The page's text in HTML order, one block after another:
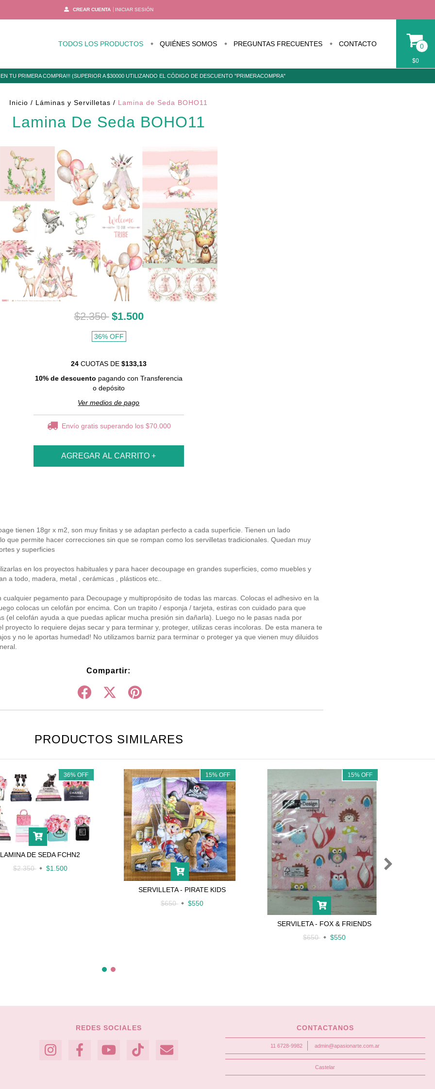
CREAR CUENTA INICIAR SESIÓN
TODOS LOS PRODUCTOS QUIÉNES SOMOS PREGUNTAS FRECUENTES CONTACTO 0
$0
TU PRIMERA COMPRA!!! (SUPERIOR A $30000 UTILIZANDO EL CÓDIGO DE DESCUENTO "PRIMERACOMPRA"
Inicio / Láminas y Servilletas / Lamina de Seda BOHO11
Lamina De Seda BOHO11
$2.350 $1.500
36% OFF
24CUOTAS DE $133,13
10% de descuento pagando con Transferencia
o depósito
Ver medios de pago
Envío gratis superando los $70.000
tienen 18gr x m2, son muy finitas y se adaptan perfecto a cada superficie. Tienen un lado
que permite hacer correcciones sin que se rompan como los servilletas tradicionales. Quedan muy
y superficies
en los proyectos habituales y para hacer decoupage en grandes superficies, como muebles y
a todo, madera, metal , cerámicas , plásticos etc..
pegamento para Decoupage y multipropósito de todas las marcas. Colocas el adhesivo en la
colocas un celofán por encima. Con un trapito / esponja / tarjeta, estiras con cuidado para que
(el celofán ayuda a que puedas aplicar mucha presión sin dañarla). Luego no le pasas nada por
proyecto lo requiere dejas secar y para terminar y, proteger, utilizas ceras incoloras. De esta manera te
y no le aportas humedad! No utilizamos barniz para terminar o proteger ya que vienen muy diluidos
Compartir:
PRODUCTOS SIMILARES
36% OFF
LAMINA DE SEDA FCHN2
$2.350
$1.500
15%OFF
SERVILLETA - PIRATE KIDS
$650
$550
15% OFF
SERVILETA - FOX & FRIENDS
$650
$550
REDES SOCIALES CONTACTANOS
11 6728-9982 admin@apasionarte.com.ar
Castelar